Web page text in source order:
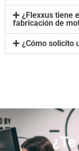
¿Flexxus tiene
fabricación de
¿Cómo solicito